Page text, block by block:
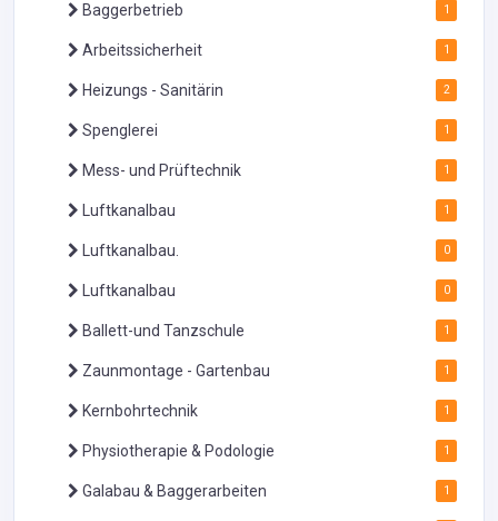
Baggerbetrieb 1
Arbeitssicherheit 1
Heizungs - Sanitärin 2
Spenglerei 1
Mess- und Prüftechnik 1
Luftkanalbau 1
Luftkanalbau. 0
Luftkanalbau 0
Ballett-und Tanzschule 1
Zaunmontage - Gartenbau 1
Kernbohrtechnik 1
Physiotherapie & Podologie 1
Galabau & Baggerarbeiten 1